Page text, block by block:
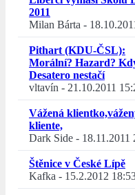
2011
Milan Bárta -
Pithart (KDU-ČSL):
Morální? Hazard?
Desatero nestačí
vltavín - 21.10.2011
Vážená
kliente,
Dark Side - 18.11.2011
Štěnice v České Lípě
Kafka - 15.2.2012